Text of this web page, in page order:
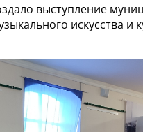
выступление
искусства и